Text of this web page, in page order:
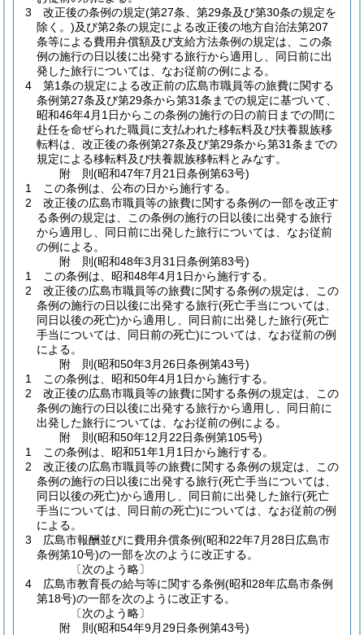
3
改正後の条例の規定(第27条、第29条及び第30条の規定を
除く。)及び第2条の規定による改正後の地方自治法第207
条等による費用弁償額及び支給方法条例の規定は、この条
例の施行の日以後に出発する旅行から適用し、同日前に出
発した旅行については、なお従前の例による。
4
第1条の規定による改正前の広島市職員等の旅費に関する
条例第27条及び第29条から第31条までの規定に基づいて、
昭和46年4月1日からこの条例の施行の日の前日までの間に
赴任を命ぜられた職員に支払われた移転料及び扶養親族移
転料は、改正後の条例第27条及び第29条から第31条までの
規定による移転料及び扶養親族移転料とみなす。
附 則(昭和47年7月21日条例第63号)
1
この条例は、公布の日から施行する。
2
改正後の広島市職員等の旅費に関する条例の一部を改正す
る条例の規定は、この条例の施行の日以後に出発する旅行
から適用し、同日前に出発した旅行については、なお従前
の例による。
附 則(昭和48年3月31日条例第83号)
1
この条例は、昭和48年4月1日から施行する。
2
改正後の広島市職員等の旅費に関する条例の規定は、この
条例の施行の日以後に出発する旅行(死亡手当については、
同日以後の死亡)から適用し、同日前に出発した旅行(死亡
手当については、同日前の死亡)については、なお従前の例
による。
附 則(昭和50年3月26日条例第43号)
1
この条例は、昭和50年4月1日から施行する。
2
改正後の広島市職員等の旅費に関する条例の規定は、この
条例の施行の日以後に出発する旅行から適用し、同日前に
出発した旅行については、なお従前の例による。
附 則(昭和50年12月22日条例第105号)
1
この条例は、昭和51年1月1日から施行する。
2
改正後の広島市職員等の旅費に関する条例の規定は、この
条例の施行の日以後に出発する旅行(死亡手当については、
同日以後の死亡)から適用し、同日前に出発した旅行(死亡
手当については、同日前の死亡)については、なお従前の例
による。
3
広島市報酬並びに費用弁償条例(昭和22年7月28日広島市
条例第10号)の一部を次のように改正する。
〔次のよう略〕
4
広島市教育長の給与等に関する条例(昭和28年広島市条例
第18号)の一部を次のように改正する。
〔次のよう略〕
附 則(昭和54年9月29日条例第43号)